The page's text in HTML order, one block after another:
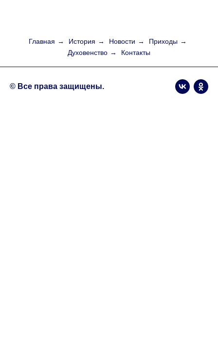
Главная → История → Новости → Приходы →
Духовенство → Контакты
© Все права защищены.